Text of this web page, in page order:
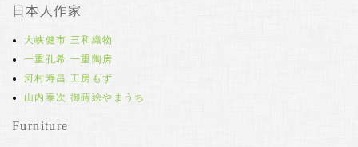
日本人作家
大峡健市 三和織物
一重孔希 一重陶房
河村寿昌 工房もず
山内泰次 御蒔絵やまうち
Furniture